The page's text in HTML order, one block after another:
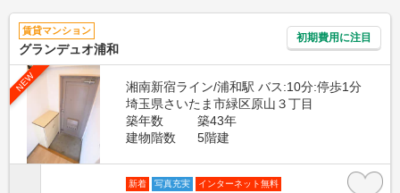
賃貸マンション
グランデュオ浦和
初期費用に注目
NEW
湘南新宿ライン/浦和駅 バス:10分:停歩1分
埼玉県さいたま市緑区原山３丁目
築年数
築43年
建物階数
5階建
新着 写真充実 インターネット無料